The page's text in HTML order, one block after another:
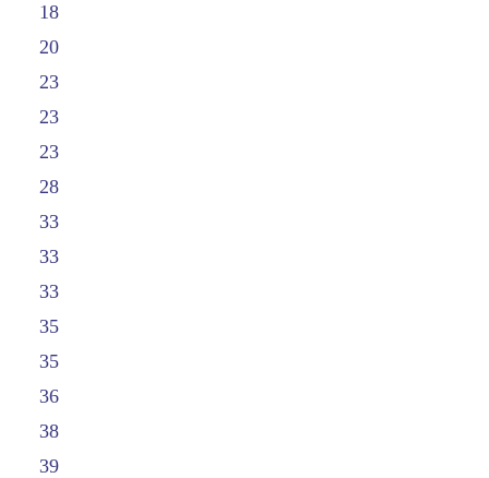
18
20
23
23
23
28
33
33
33
35
35
36
38
39